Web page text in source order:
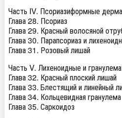
Часть IV. Псориазиформные
Глава 28. Псориаз
Глава 29. Красный волосяной
Глава 30. Парапсориаз и
Глава 31. Розовый лишай
Часть V. Лихеноидные и
Глава 32. Красный плоский лишай
Глава 33. Блестящий и линейный
Глава 34. Кольцевидная гранулема
Глава 35. Саркоидоз